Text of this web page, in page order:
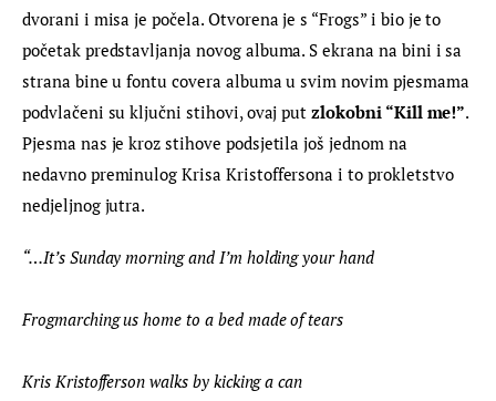
dvorani i misa je počela. Otvorena je s “Frogs” i bio je to
početak predstavljanja novog albuma. S ekrana na bini i sa
strana bine u fontu covera albuma u svim novim pjesmama
podvlačeni su ključni stihovi, ovaj put zlokobni “Kill me!”.
Pjesma nas je kroz stihove podsjetila još jednom na
nedavno preminulog Krisa Kristoffersona i to prokletstvo
nedjeljnog jutra.
“…It’s Sunday morning and I’m holding your hand
Frogmarching us home to a bed made of tears
Kris Kristofferson walks by kicking a can